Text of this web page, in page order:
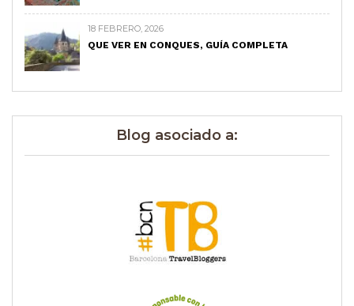
18 FEBRERO, 2026
QUE VER EN CONQUES, GUÍA COMPLETA
Blog asociado a: